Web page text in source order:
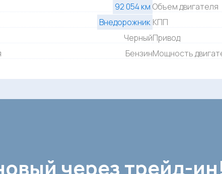
92 054 км
Внедорожник
Черный
Бензин
Объем двигателя
КПП
Привод
Мощность
через трейд-